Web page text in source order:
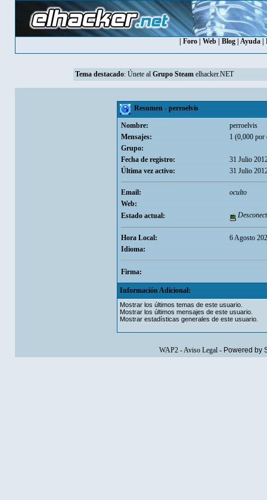
Foro Web Blog Ayuda
Tema destacado: Únete al Grupo Steamelhacker.NET
Resumen - perroelvis
Nombre:
perroelvis
Mensajes:
1 (0,000 por
Grupo:
Fecha de registro:
31 Julio
Última vez activo:
31 Julio
Email:
oculto
Web:
Estado actual:
Hora Local:
6 Agosto
Idioma:
Firma:
Información Adicional:
Mostrar los últimos temas de este usuario.
Mostrar los últimos mensajes de este usuario.
Mostrar estadísticas generales de este usuario.
WAP2-Aviso Legal- Powered by